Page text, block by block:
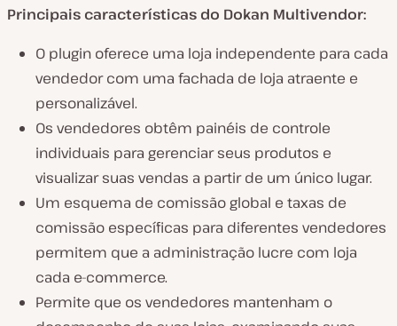
Principais características do Dokan Multivendor:
O plugin oferece uma loja independente para cada
vendedor com uma fachada de loja atraente e
personalizável.
Os vendedores obtêm painéis de controle
individuais para gerenciar seus produtos e
visualizar suas vendas a partir de um único lugar.
Um esquema de comissão global e taxas de
comissão específicas para diferentes vendedores
permitem que a administração lucre com loja
cada e-commerce.
Permite que os vendedores mantenham o